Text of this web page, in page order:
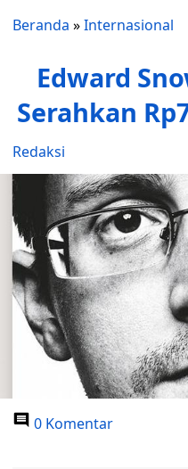
Beranda »Internasional
Edward
Serahkan
Redaksi
0 Komentar